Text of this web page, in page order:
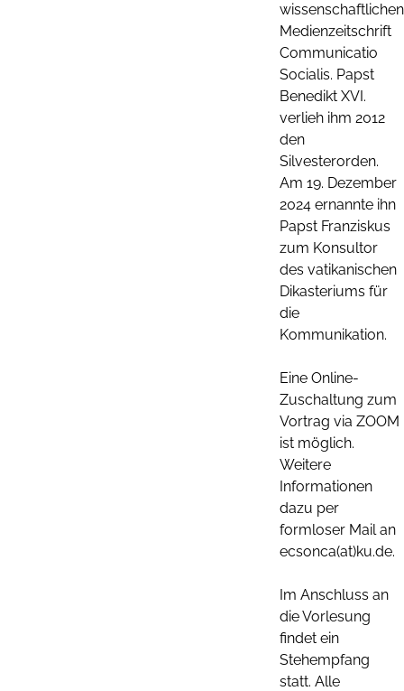
wissenschaftlichen
Medienzeitschrift
Communicatio
Socialis. Papst
Benedikt XVI.
verlieh ihm 2012
den
Silvesterorden.
Am 19. Dezember
2024 ernannte ihn
Papst Franziskus
zum Konsultor
des vatikanischen
Dikasteriums für
die
Kommunikation.
Eine Online-
Zuschaltung zum
Vortrag via ZOOM
ist möglich.
Weitere
Informationen
dazu per
formloser Mail an
ecsonca(at)ku.de.
Im Anschluss an
die Vorlesung
findet ein
Stehempfang
statt. Alle